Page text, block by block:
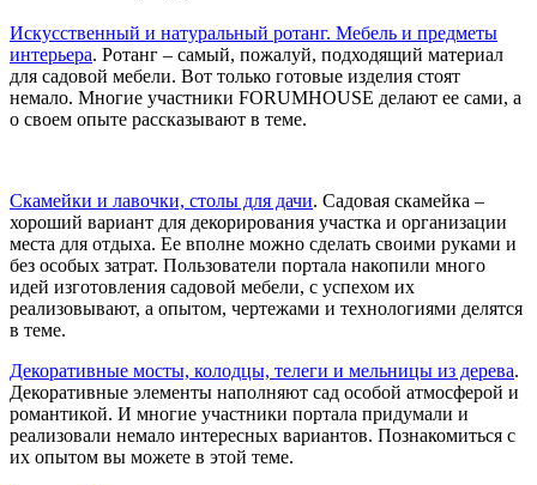
Искусственный и натуральный ротанг. Мебель и предметы
интерьера. Ротанг – самый, пожалуй, подходящий материал
для садовой мебели. Вот только готовые изделия стоят
немало. Многие участники FORUMHOUSE делают ее сами, а
о своем опыте рассказывают в теме.
Скамейки и лавочки, столы для дачи. Садовая скамейка –
хороший вариант для декорирования участка и организации
места для отдыха. Ее вполне можно сделать своими руками и
без особых затрат. Пользователи портала накопили много
идей изготовления садовой мебели, с успехом их
реализовывают, а опытом, чертежами и технологиями делятся
в теме.
Декоративные мосты, колодцы, телеги и мельницы из дерева.
Декоративные элементы наполняют сад особой атмосферой и
романтикой. И многие участники портала придумали и
реализовали немало интересных вариантов. Познакомиться с
их опытом вы можете в этой теме.